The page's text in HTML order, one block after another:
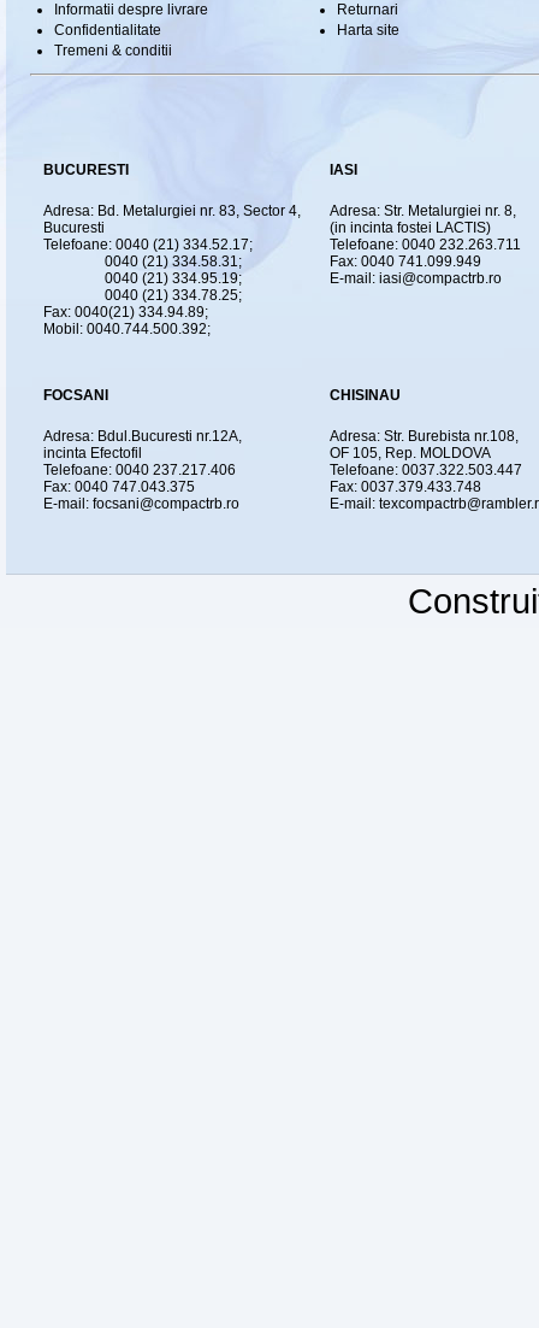
Informatii despre livrare
Confidentialitate
Tremeni & conditii
Returnari
Harta site
BUCURESTI
Adresa: Bd. Metalurgiei nr. 83, Sector 4,
Bucuresti
Telefoane: 0040 (21) 334.52.17;
0040 (21) 334.58.31;
0040 (21) 334.95.19;
0040 (21) 334.78.25;
Fax: 0040(21) 334.94.89;
Mobil: 0040.744.500.392;
IASI
Adresa: Str. Metalurgiei nr. 8,
(in incinta fostei LACTIS)
Telefoane: 0040 232.263.711
Fax: 0040 741.099.949
E-mail: iasi@compactrb.ro
FOCSANI
Adresa: Bdul.Bucuresti nr.12A,
incinta Efectofil
Telefoane: 0040 237.217.406
Fax: 0040 747.043.375
E-mail: focsani@compactrb.ro
CHISINAU
Adresa: Str. Burebista nr.108,
OF 105, Rep. MOLDOVA
Telefoane: 0037.322.503.447
Fax: 0037.379.433.748
E-mail: